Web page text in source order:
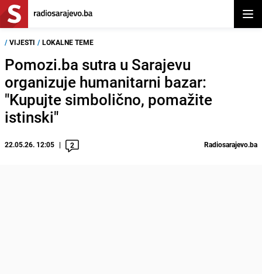
/ VIJESTI / LOKALNE TEME
Pomozi.ba sutra u Sarajevu
organizuje humanitarni bazar:
"Kupujte simbolično, pomažite
istinski"
22.05.26. 12:05 2 Radiosarajevo.ba